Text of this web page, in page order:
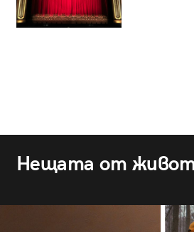
Нещата от